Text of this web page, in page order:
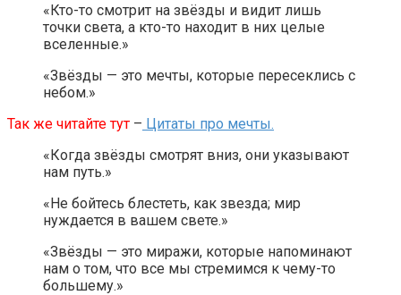
«Кто-то смотрит на звёзды и видит лишь
точки света, а кто-то находит в них целые
вселенные.»
«Звёзды — это мечты, которые пересеклись с
небом.»
Так же читайте тут – Цитаты про мечты.
«Когда звёзды смотрят вниз, они указывают
нам путь.»
«Не бойтесь блестеть, как звезда; мир
нуждается в вашем свете.»
«Звёзды — это миражи, которые напоминают
нам о том, что все мы стремимся к чему-то
большему.»